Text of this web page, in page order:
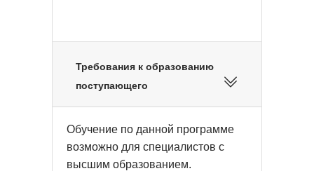
Требования к образованию
поступающего
Обучение по данной программе
возможно для специалистов с
высшим образованием.